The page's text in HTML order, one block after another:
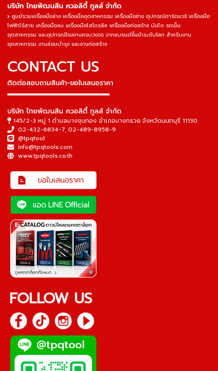
บริษัท ไทยพัฒนสิน ควอลิตี้ ทูลส์ จำกัด
ศูนย์รวมเครื่องมือช่าง เครื่องมืออุตสาหกรรม เครื่องมือช่าง อุปกรณ์ฮาร์ดแวร์ เครื่องมือ
ไฟฟ้าไร้สาย เครื่องมือลม เครื่องมือไฮโดรลิค เครื่องมือก่อสร้าง บันได รถเข็น
อุตสาหกรรม และอุปกรณ์โรงงานครบวงจร จากแบรนด์ชั้นนำระดับโลก สำหรับงาน
อุตสาหกรรม งานซ่อมบำรุง และงานก่อสร้าง
CONTACT US
ติดต่อสอบถามสินค้า-ขอใบเสนอราคา
▬▬▬▬▬▬▬▬▬▬▬▬▬▬▬
บริษัท ไทยพัฒนสิน ควอลิตี้ ทูลส์ จำกัด
145/2-3 หมู่ 1 ตำบลบางขุนกอง อำเภอบางกรวย จังหวัดนนทบุรี 11130
02-432-6834-7, 02-489-8958-9
@tpqtool
info@tpqtools.com
www.tpqtools.co.th
FOLLOW US